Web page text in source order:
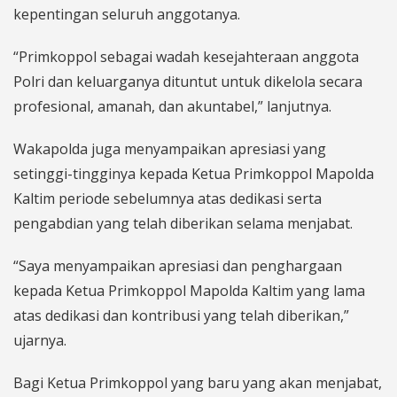
kepentingan seluruh anggotanya.
“Primkoppol sebagai wadah kesejahteraan anggota
Polri dan keluarganya dituntut untuk dikelola secara
profesional, amanah, dan akuntabel,” lanjutnya.
Wakapolda juga menyampaikan apresiasi yang
setinggi-tingginya kepada Ketua Primkoppol Mapolda
Kaltim periode sebelumnya atas dedikasi serta
pengabdian yang telah diberikan selama menjabat.
“Saya menyampaikan apresiasi dan penghargaan
kepada Ketua Primkoppol Mapolda Kaltim yang lama
atas dedikasi dan kontribusi yang telah diberikan,”
ujarnya.
Bagi Ketua Primkoppol yang baru yang akan menjabat,